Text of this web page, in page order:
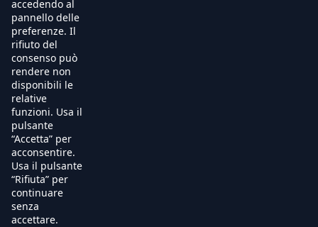
accedendo al
pannello delle
preferenze. Il
rifiuto del
consenso può
rendere non
disponibili le
relative
funzioni. Usa il
pulsante
“Accetta” per
acconsentire.
Usa il pulsante
“Rifiuta” per
continuare
senza
accettare.